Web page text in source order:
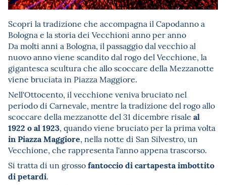
Scopri la tradizione che accompagna il Capodanno a
Bologna e la storia dei Vecchioni anno per anno
Da molti anni a Bologna, il passaggio dal vecchio al
nuovo anno viene scandito dal rogo del Vecchione, la
gigantesca scultura che allo scoccare della Mezzanotte
viene bruciata in Piazza Maggiore.
Nell'Ottocento, il vecchione veniva bruciato nel
periodo di Carnevale, mentre la tradizione del rogo allo
scoccare della mezzanotte del 31 dicembre risale al
1922 o al 1923, quando viene bruciato per la prima volta
in Piazza Maggiore, nella notte di San Silvestro, un
Vecchione, che rappresenta l'anno appena trascorso.
Si tratta di un grossofantoccio di cartapesta imbottito
di petardi.